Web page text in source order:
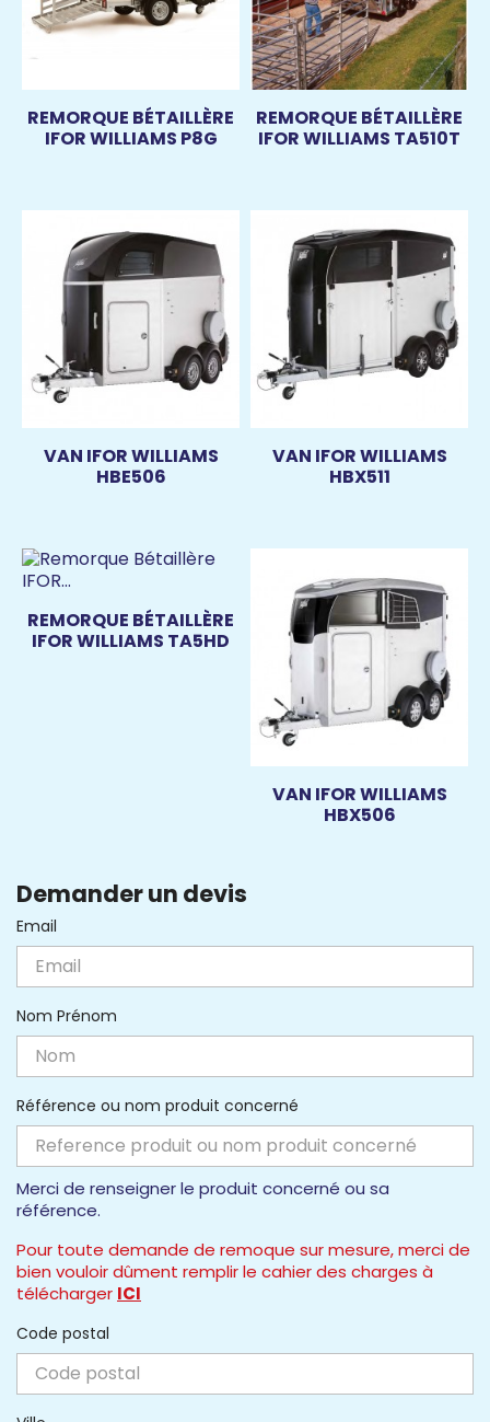
REMORQUE BÉTAILLÈRE
IFOR WILLIAMS P8G
REMORQUE BÉTAILLÈRE
IFOR WILLIAMS TA510T
VAN IFOR WILLIAMS
HBE506
VAN IFOR WILLIAMS
HBX511
REMORQUE BÉTAILLÈRE
IFOR WILLIAMS TA5HD
VAN IFOR WILLIAMS
HBX506
Demander un devis
Email
Nom Prénom
Référence ou nom produit concerné
Merci de renseigner le produit concerné ou sa
référence.
Pour toute demande de remoque sur mesure, merci de
bien vouloir dûment remplir le cahier des charges à
télécharger ICI
Code postal